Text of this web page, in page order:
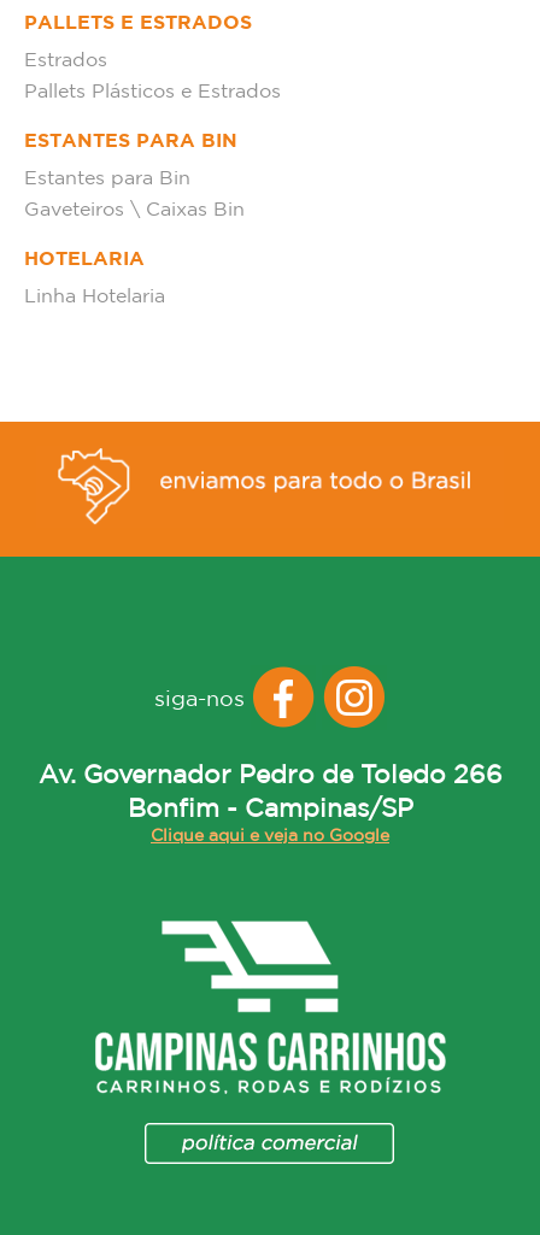
PALLETS E ESTRADOS
Estrados
Pallets Plásticos e Estrados
ESTANTES PARA BIN
Estantes para Bin
Gaveteiros \ Caixas Bin
HOTELARIA
Linha Hotelaria
siga-nos
Av. Governador Pedro de Toledo 266
Bonfim - Campinas/SP
Clique aqui e veja no Google